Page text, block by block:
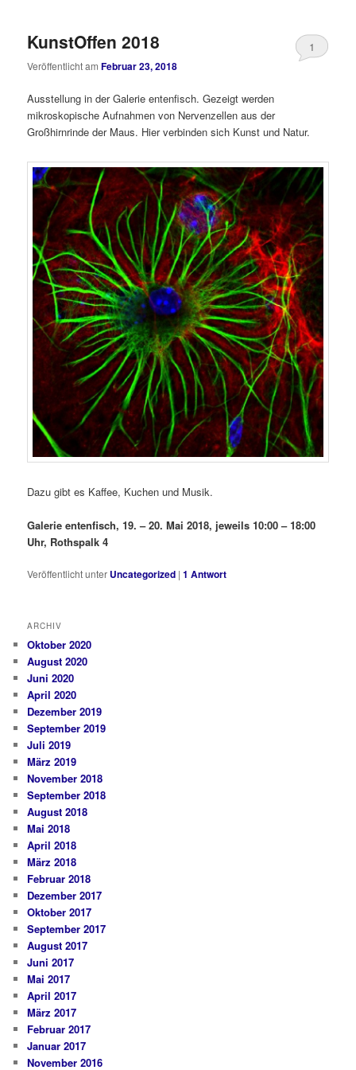
KunstOffen 2018
Veröffentlicht amFebruar 23, 2018
1
Ausstellung in der Galerie entenfisch. Gezeigt werden
mikroskopische Aufnahmen von Nervenzellen aus der
Großhirnrinde der Maus. Hier verbinden sich Kunst und Natur.
Dazu gibt es Kaffee, Kuchen und Musik.
Galerie entenfisch, 19. – 20. Mai 2018, jeweils 10:00 – 18:00
Uhr, Rothspalk 4
Veröffentlicht unter Uncategorized |1 Antwort
ARCHIV
Oktober 2020
August 2020
Juni 2020
April 2020
Dezember 2019
September 2019
Juli 2019
März 2019
November 2018
September 2018
August 2018
Mai 2018
April 2018
März 2018
Februar 2018
Dezember 2017
Oktober 2017
September 2017
August 2017
Juni 2017
Mai 2017
April 2017
März 2017
Februar 2017
Januar 2017
November 2016